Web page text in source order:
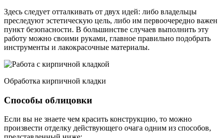
Здесь следует отталкивать от двух идей: либо владельцы
преследуют эстетическую цель, либо им первоочередно важен
пункт безопасности. В большинстве случаев выполнить эту
работу можно своими руками, главное правильно подобрать
инструменты и лакокрасочные материалы.
Обработка кирпичной кладки
Способы облицовки
Если вы не знаете чем красить конструкцию, то можно
произвести отделку действующего очага одним из способов,